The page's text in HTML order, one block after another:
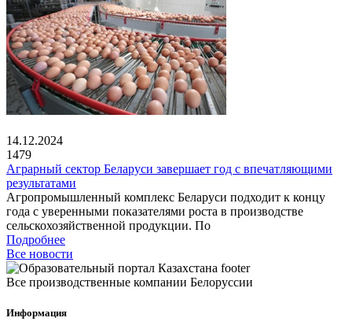
14.12.2024
1479
Аграрный сектор Беларуси завершает год с впечатляющими
результатами
Агропромышленный комплекс Беларуси подходит к концу
года с уверенными показателями роста в производстве
сельскохозяйственной продукции. По
Подробнее
Все новости
Все производственные компании Белоруссии
Информация